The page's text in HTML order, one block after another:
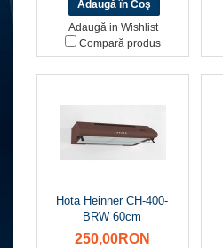
Adaugă in Wishlist
Compară produs
Hota Heinner CH-400-
BRW 60cm
250,00RON